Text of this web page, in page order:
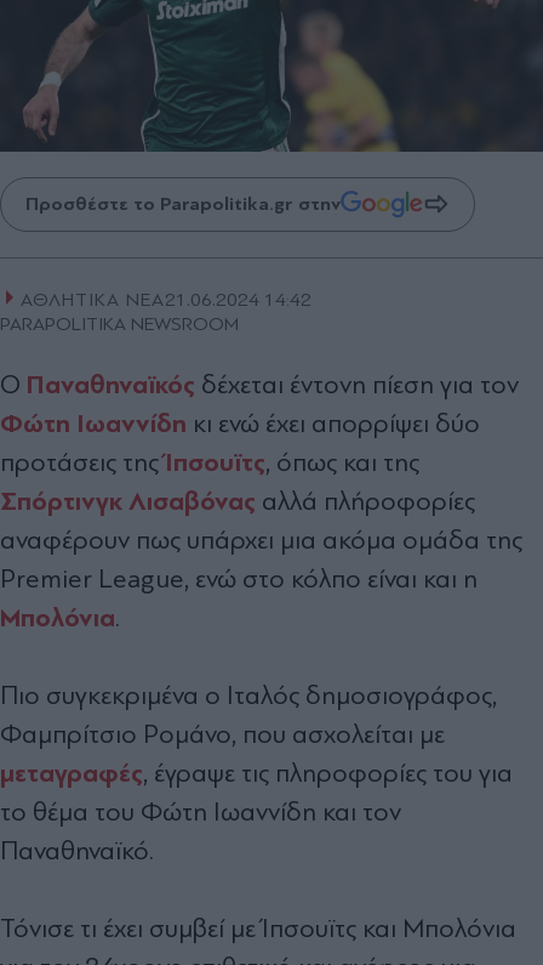
Προσθέστε το Parapolitika.gr στην
ΑΘΛΗΤΙΚΑ ΝΕΑ21.06.2024 14:42
PARAPOLITIKA NEWSROOM
Ο Παναθηναϊκός δέχεται έντονη πίεση για τον
Φώτη Ιωαννίδη κι ενώ έχει απορρίψει δύο
προτάσεις τηςΊπσουϊτς, όπως και της
Σπόρτινγκ Λισαβόνας αλλά πλήροφορίες
αναφέρουν πως υπάρχει μια ακόμα ομάδα της
Premier League, ενώ στο κόλπο είναι και η
Μπολόνια.
Πιο συγκεκριμένα ο Ιταλός δημοσιογράφος,
Φαμπρίτσιο Ρομάνο, που ασχολείται με
μεταγραφές, έγραψε τις πληροφορίες του για
το θέμα του Φώτη Ιωαννίδη και τον
Παναθηναϊκό.
Τόνισε τι έχει συμβεί με Ίπσουϊτς και Μπολόνια